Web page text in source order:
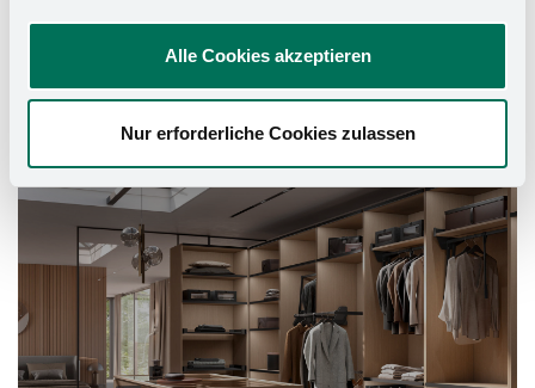
Alle Cookies akzeptieren
Nur erforderliche Cookies zulassen
Schrank-Ausstattung